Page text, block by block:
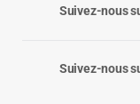
Suivez-nous
Suivez-nous